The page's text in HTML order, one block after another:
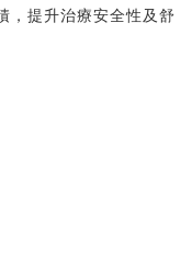
，提升治療安全性及舒